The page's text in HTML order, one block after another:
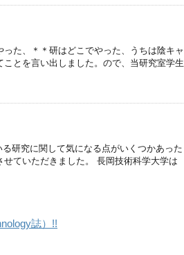
た、＊＊研はどこでやった、うちは陰キャ
とを言い出しました。ので、当研究室学生
研究に関して気になる点がいくつかあった
ていただきました。 長岡技術科学大学は
誌）!!